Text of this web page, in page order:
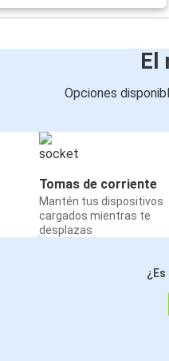
El
Opciones
Tomas de corriente
Mantén tus dispositivos
cargados mientras te
desplazas